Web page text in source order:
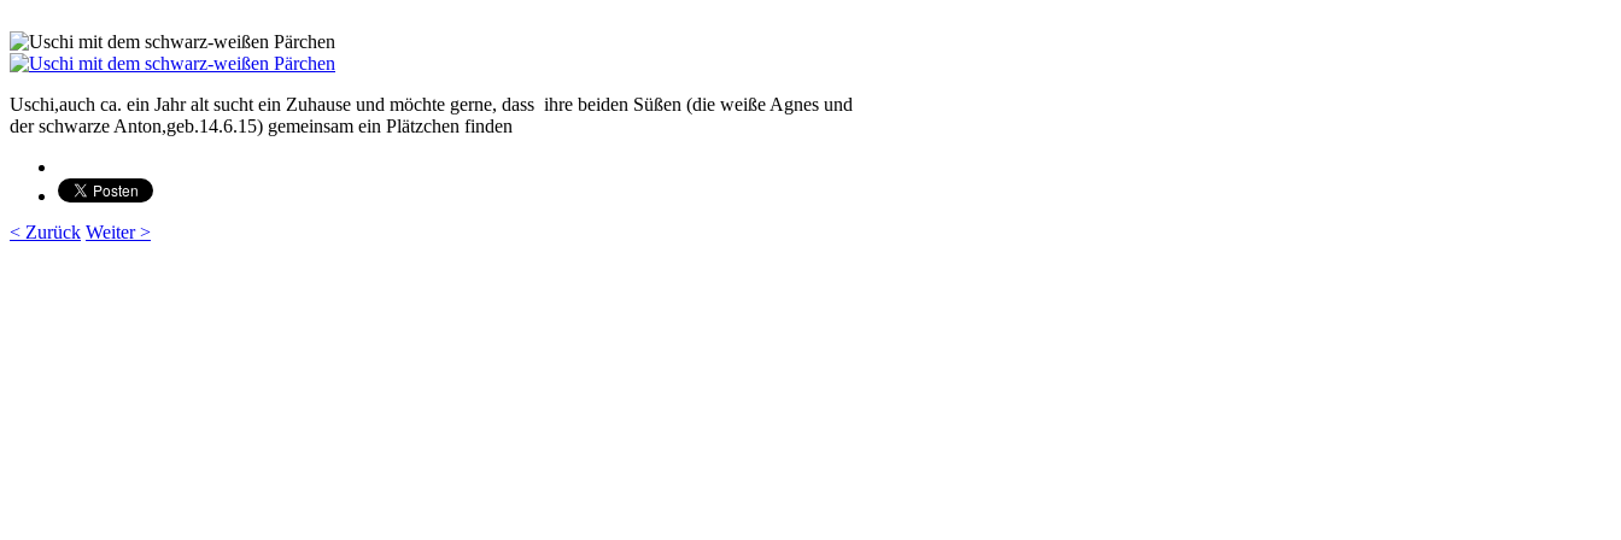
Uschi,auch ca. ein Jahr alt sucht ein Zuhause und möchte gerne, dass ihre beiden Süßen (die weiße Agnes und
der schwarze Anton,geb.14.6.15) gemeinsam ein Plätzchen finden
< Zurück Weiter >